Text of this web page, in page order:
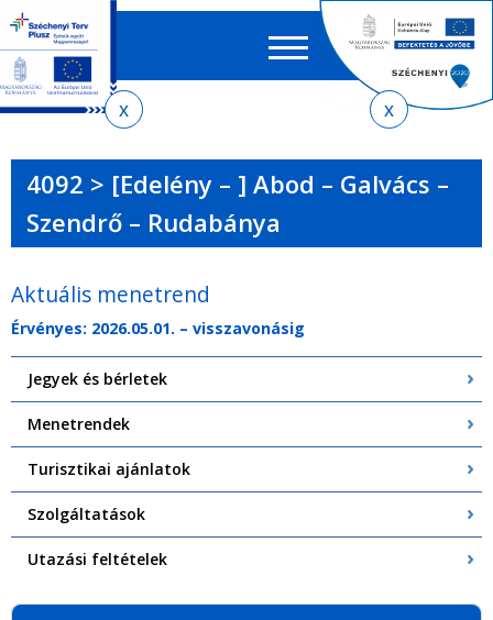
menetrendkeresőhöz
almenühöz
tartalomra
oldaltérképre
EN HU
űrlap
4092 > [Edelény – ] Abod – Galvács –
Szendrő – Rudabánya
Aktuális menetrend
Érvényes: 2026.05.01. – visszavonásig
Jegyek és bérletek
Menetrendek
Turisztikai ajánlatok
Szolgáltatások
Utazási feltételek